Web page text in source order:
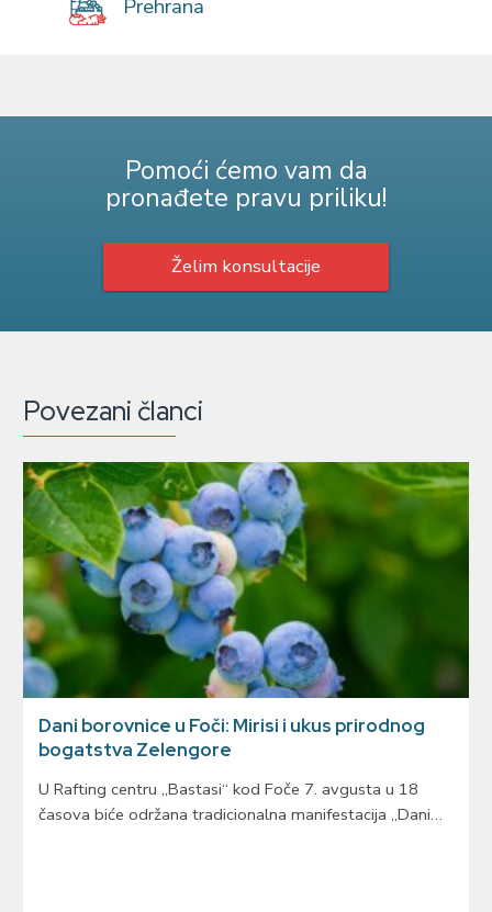
Prehrana
Pomoći ćemo vam da
pronađete pravu priliku!
Želim konsultacije
Povezani članci
Dani borovnice u Foči: Mirisi i ukus prirodnog
bogatstva Zelengore
U Rafting centru „Bastasi“ kod Foče 7. avgusta u 18
časova biće održana tradicionalna manifestacija „Dani…